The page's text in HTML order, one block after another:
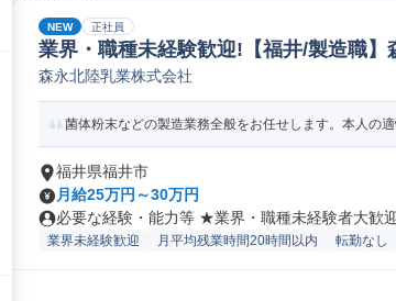
NEW 正社員
業界・職種未経験歓迎!【福井/製造職
ペレーター/ラインマネージャー(食品/飲
森永北陸乳業株式会社
菌体粉末などの製造業務全般をお任せします。本人の
福井県福井市
月給25万円～30万円
必要な経験・能力等 ★業界・職種未経験者大歓
業界未経験歓迎 月平均残業時間20時間以内 転勤なし